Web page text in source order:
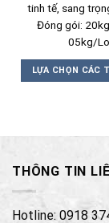
tinh tế, sang
Đóng gói:
05kg/
LỰA CHỌN CÁC
có
THÔNG TIN
Hotline: 0918